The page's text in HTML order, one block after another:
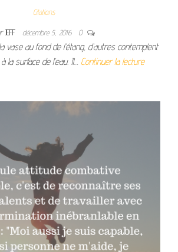
Citations
JEFF décembre 5, 2016 0
vase au fond de l’étang, d’autres contemplent
la surface de l’eau. Il… Continuer la lecture